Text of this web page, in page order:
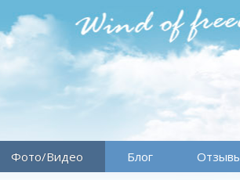
Фото/Видео Блог